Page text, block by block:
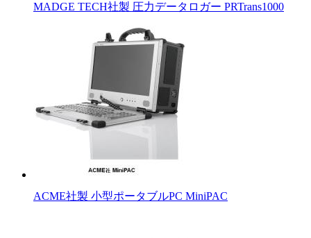
MADGE TECH社製 圧力データロガー PRTrans1000
ACME社製 小型ポータブルPC MiniPAC